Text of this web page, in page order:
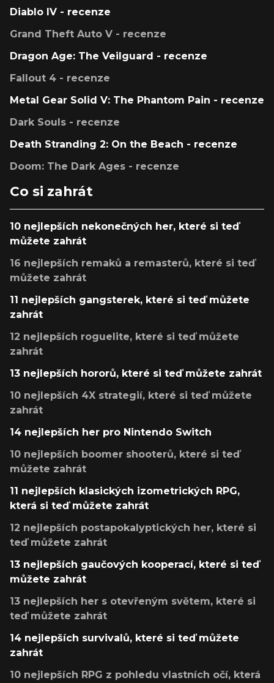
Diablo IV - recenze
Grand Theft Auto V - recenze
Dragon Age: The Veilguard - recenze
Fallout 4 - recenze
Metal Gear Solid V: The Phantom Pain - recenze
Dark Souls - recenze
Death Stranding 2: On the Beach - recenze
Doom: The Dark Ages - recenze
Co si zahrát
10 nejlepších nekonečných her, které si teď
můžete zahrát
16 nejlepších remaků a remasterů, které si teď
můžete zahrát
11 nejlepších gangsterek, které si teď můžete
zahrát
12 nejlepších roguelite, které si teď můžete
zahrát
13 nejlepších hororů, které si teď můžete zahrát
10 nejlepších 4X strategií, které si teď můžete
zahrát
14 nejlepších her pro Nintendo Switch
10 nejlepších boomer shooterů, které si teď
můžete zahrát
11 nejlepších klasických izometrických RPG,
která si teď můžete zahrát
12 nejlepších postapokalyptických her, které si
teď můžete zahrát
13 nejlepších gaučových kooperací, které si teď
můžete zahrát
13 nejlepších her s otevřeným světem, které si
teď můžete zahrát
14 nejlepších survivalů, které si teď můžete
zahrát
10 nejlepších RPG z pohledu vlastních očí, která